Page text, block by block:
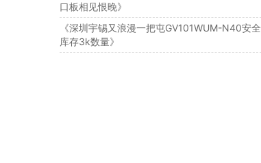
口板相见恨晚》
《深圳宇锡又浪漫一把屯GV101WUM-N40安全
库存3k数量》